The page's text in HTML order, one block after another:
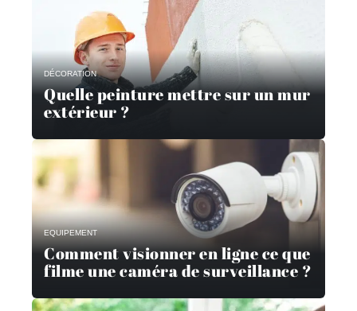
DÉCORATION
Quelle peinture mettre sur un mur
extérieur ?
EQUIPEMENT
Comment visionner en ligne ce que
filme une caméra de surveillance ?